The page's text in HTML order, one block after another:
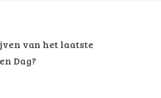
van het laatste
Dag?